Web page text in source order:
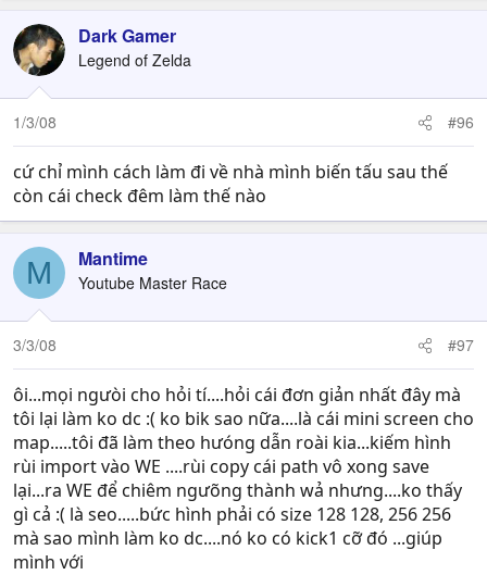
Dark Gamer
Legend of Zelda
1/3/08 #96
cứ chỉ mình cách làm đi về nhà mình biến tấu sau thế
còn cái check đêm làm thế nào
M Mantime
Youtube Master Race
3/3/08 #97
ôi...mọi ngưòi cho hỏi tí....hỏi cái đơn giản nhất đây mà
tôi lại làm ko dc :( ko bik sao nữa....là cái mini screen cho
map.....tôi đã làm theo hưóng dẫn roài kia...kiếm hình
rùi import vào WE ....rùi copy cái path vô xong save
lại...ra WE để chiêm ngưõng thành wả nhưng....ko thấy
gì cả :( là seo.....bức hình phải có size 128 128, 256 256
mà sao mình làm ko dc....nó ko có kick1 cỡ đó ...giúp
mình với